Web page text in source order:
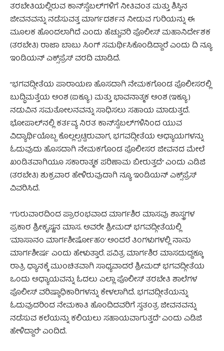
ತರಬೇತಿಯಲ್ಲಿರುವ ಕಾನ್‌ಸ್ಟೆಬಲ್‌ಗಳಿಗೆ ನೀತಿವಂತ ಮತ್ತು ಶಿಸ್ತಿನ
ಜೀವನವನ್ನು ನಡೆಸುವತ್ತ ಮಾರ್ಗದರ್ಶನ ನೀಡುವ ಗುರಿಯನ್ನು ಈ
ಮೂಲಕ ಹೊಂದಲಾಗಿದೆ ಎಂದು ಹೆಚ್ಚುವರಿ ಪೊಲೀಸ್ ಮಹಾನಿರ್ದೇಶಕ
(ತರಬೇತಿ) ರಾಜಾ ಬಾಬು ಸಿಂಗ್ ಸಮರ್ಥಿಸಿಕೊಂಡಿದ್ದಾರೆ ಎಂದು ದಿ ನ್ಯೂ
ಇಂಡಿಯನ್‌ ಎಕ್ಸ್‌ಪ್ರೆಸ್ ವರದಿ ಮಾಡಿದೆ.
“ಭಗವದ್ಗೀತೆಯ ಪಾರಾಯಣ ಹೊಸದಾಗಿ ನೇಮಕಗೊಂಡ ಪೊಲೀಸರಲ್ಲಿ
ಬುದ್ಧಿಮತ್ತೆಯ ಅಂಶ (ಐಕ್ಯೂ) ಮತ್ತು ಭಾವನಾತ್ಮಕ ಅಂಶ (ಇಕ್ಯೂ)
ನಡುವಿನ ಸಮತೋಲನವನ್ನು ಸಾಧಿಸಲು ಸಹಾಯ ಮಾಡುತ್ತದೆ.
ಭೋಪಾಲ್‌ನಲ್ಲಿ ಕರ್ತವ್ಯ ನಿರತ ಕಾನ್‌ಸ್ಟೆಬಲ್‌ಗಳಿನಿಂದ ಯುವ
ವಿದ್ಯಾರ್ಥಿಯೊಬ್ಬ ಕೊಲ್ಲಲ್ಪಟ್ಟಿರುವಾಗ, ಭಗವದ್ಗೀತೆಯ ಅಧ್ಯಾಯಗಳನ್ನು
ಓದುವುದು ಹೊಸದಾಗಿ ನೇಮಕಗೊಂಡ ಪೊಲೀಸರ ಜೀವನದ ಮೇಲೆ
ಖಂಡಿತವಾಗಿಯೂ ಸಕಾರಾತ್ಮಕ ಪರಿಣಾಮ ಬೀರುತ್ತದೆ” ಎಂದು ಎಡಿಜಿ
(ತರಬೇತಿ) ಶುಕ್ರವಾರ ಹೇಳಿರುವುದಾಗಿ ನ್ಯೂ ಇಂಡಿಯನ್‌ ಎಕ್ಸ್‌ಪ್ರೆಸ್‌
ವಿವರಿಸಿದೆ.
“ಗುರುವಾರದಿಂದ ಪ್ರಾರಂಭವಾದ ಮಾರ್ಗಶಿರ ಮಾಸವು ಶಾಸ್ತ್ರಗಳ
ಪ್ರಕಾರ ಶ್ರೀಕೃಷ್ಣನ ಮಾಸ. ಅವರೇ ಶ್ರೀಮದ್ ಭಗವದ್ಗೀತೆಯಲ್ಲಿ
‘ಮಾಸಾನಂ ಮಾರ್ಗಶೀರ್ಷೋಹಂ’ ಅಂದರೆ ತಿಂಗಳುಗಳಲ್ಲಿ ನಾನು
ಮಾರ್ಗಶೀರ್ಷ ಎಂದು ಹೇಳುತ್ತಾರೆ. ಪವಿತ್ರ ಮಾರ್ಗಶಿರ ಮಾಸದುದ್ದಕ್ಕೂ
ರಾತ್ರಿ ಧ್ಯಾನಕ್ಕೆ ಮುಂಚಿತವಾಗಿ ಸಾಧ್ಯವಾದರೆ ಶ್ರೀಮದ್ ಭಗವದ್ಗೀತೆಯ
ಒಂದು ಅಧ್ಯಾಯವನ್ನು ಓದಲು ಎಲ್ಲಾ ಪೊಲೀಸ್ ತರಬೇತಿ ಶಾಲೆಗಳ
ಪೊಲೀಸ್ ವರಿಷ್ಠಾಧಿಕಾರಿಗಳನ್ನು ಕೇಳಲಾಗಿದೆ. ಭಗವದ್ಗೀತೆಯನ್ನು
ಓದುವುದರಿಂದ ನೇಮಕಾತಿ ಹೊಂದಿದವರಿಗೆ ಸ್ವತಂತ್ರ ಜೀವನವನ್ನು
ನಡೆಸುವ ಕಲೆಯನ್ನು ಕಲಿಯಲು ಸಹಾಯವಾಗುತ್ತದೆ” ಎಂದು ಎಡಿಜಿ
ಹೇಳಿದ್ದಾರೆ” ಎಂದಿದೆ.